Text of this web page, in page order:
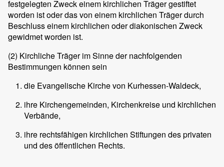
festgelegten Zweck einem kirchlichen Träger gestiftet
worden ist oder das von einem kirchlichen Träger durch
Beschluss einem kirchlichen oder diakonischen Zweck
gewidmet worden ist.
(2) Kirchliche Träger im Sinne der nachfolgenden
Bestimmungen können sein
die Evangelische Kirche von Kurhessen-Waldeck,
ihre Kirchengemeinden, Kirchenkreise und kirchlichen
Verbände,
ihre rechtsfähigen kirchlichen Stiftungen des privaten
und des öffentlichen Rechts.